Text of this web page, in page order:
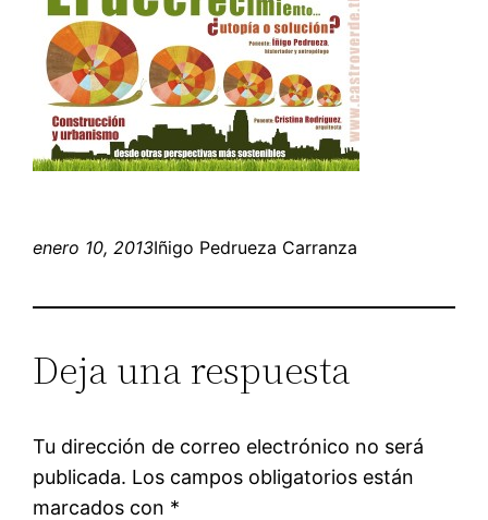
enero 10, 2013Iñigo Pedrueza Carranza
Deja una respuesta
Tu dirección de correo electrónico no será
publicada. Los campos obligatorios están
marcados con *